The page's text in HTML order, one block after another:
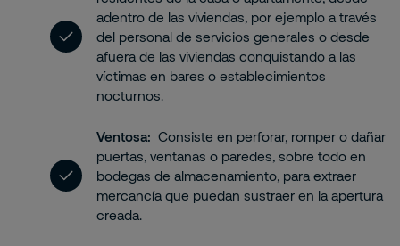
adentro de las viviendas, por ejemplo a través
del personal de servicios generales o desde
afuera de las viviendas conquistando a las
víctimas en bares o establecimientos
nocturnos.
Ventosa: Consiste en perforar, romper o dañar
puertas, ventanas o paredes, sobre todo en
bodegas de almacenamiento, para extraer
mercancía que puedan sustraer en la apertura
creada.